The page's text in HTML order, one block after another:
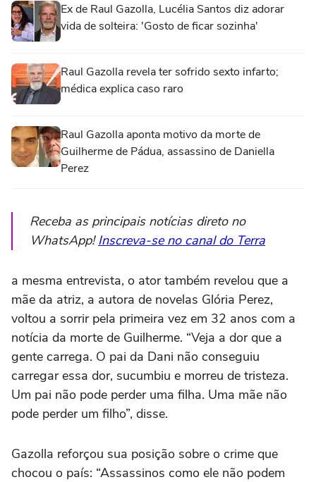
Ex de Raul Gazolla, Lucélia Santos diz adorar
vida de solteira: 'Gosto de ficar sozinha'
Raul Gazolla revela ter sofrido sexto infarto;
médica explica caso raro
Raul Gazolla aponta motivo da morte de
Guilherme de Pádua, assassino de Daniella
Perez
Receba as principais notícias direto no
WhatsApp!Inscreva-se no canal do Terra
a mesma entrevista, o ator também revelou que a
mãe da atriz, a autora de novelas Glória Perez,
voltou a sorrir pela primeira vez em 32 anos com a
notícia da morte de Guilherme. “Veja a dor que a
gente carrega. O pai da Dani não conseguiu
carregar essa dor, sucumbiu e morreu de tristeza.
Um pai não pode perder uma filha. Uma mãe não
pode perder um filho”, disse.
Gazolla reforçou sua posição sobre o crime que
chocou o país: “Assassinos como ele não podem